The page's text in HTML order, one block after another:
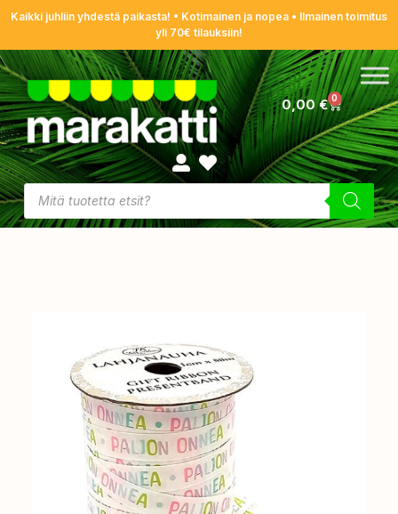
Kaikki juhliin yhdestä paikasta! • Kotimainen ja nopea • Ilmainen toimitus
yli 70€ tilauksiin!
0,00€ 0